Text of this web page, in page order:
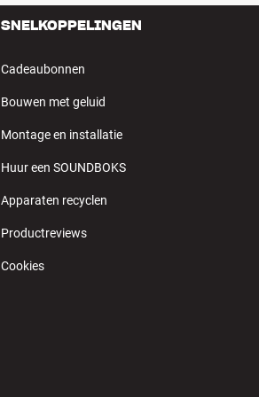
SNELKOPPELINGEN
Cadeaubonnen
Bouwen met geluid
Montage en installatie
Huur een SOUNDBOKS
Apparaten recyclen
Productreviews
Cookies